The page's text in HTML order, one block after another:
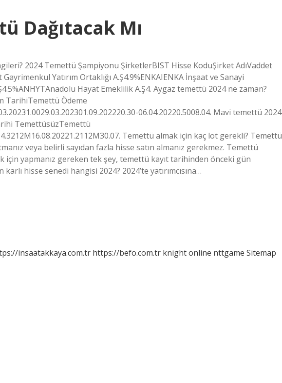
Dağıtacak Mı
2024 Temettü Şampiyonu ŞirketlerBIST Hisse KoduŞirket AdıVaddet
Yatırım Ortaklığı A.Ş4.9%ENKAIENKA İnşaat ve Sanayi
Hayat Emeklilik A.Ş4. Aygaz temettü 2024 ne zaman?
TarihiTemettü Ödeme
06.04.20220.5008.04. Mavi temettü 2024
TemettüsüzTemettü
Temettü almak için kaç lot gerekli? Temettü
veya belirli sayıdan fazla hisse satın almanız gerekmez. Temettü
yapmanız gereken tek şey, temettü kayıt tarihinden önceki gün
hisse senedi hangisi 2024? 2024’te yatırımcısına…
insaatakkaya.com.tr https://befo.com.tr knight online nttgame Sitemap